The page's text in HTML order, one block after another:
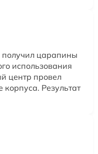
получил царапины
использования
центр провел
корпуса. Результат